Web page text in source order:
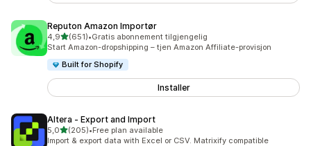
Reputon Amazon Importør
4,9av 5 stjerner
(651)
Totalt 651 omtaler
•Gratis abonnement tilgjengelig
Start Amazon-dropshipping – tjen Amazon Affiliate-provisjon
Built for Shopify
Installer
Altera ‑ Export and Import
5,0av 5 stjerner
(205)
Totalt 205 omtaler
•Free plan available
Import & export data with Excel or CSV. Matrixify compatible